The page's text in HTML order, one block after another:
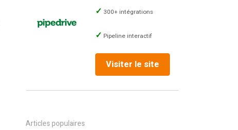
300+ intégrations
Pipeline interactif
Visiter le site
Articles populaires